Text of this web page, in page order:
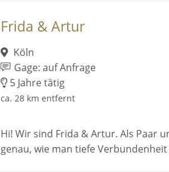
Frida & Artur
Köln
Gage: auf Anfrage
5 Jahre tätig
ca. 28 km entfernt
Hi! Wir sind Frida & Artur. Als Paar
genau, wie man tiefe